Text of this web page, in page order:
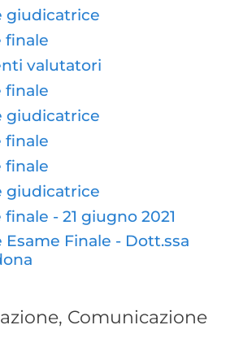
giudicatrice
finale
valutatori
finale
giudicatrice
finale
finale
giudicatrice
- 21 giugno 2021
Finale - Dott.ssa
Comunicazione